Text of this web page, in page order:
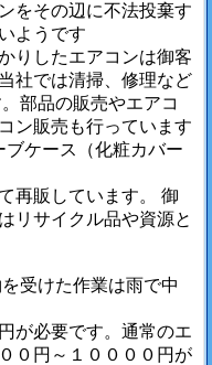
をその辺に不法投棄す
ようです
りしたエアコンは御客
社では清掃、修理など
部品の販売やエアコ
ン販売も行っています
ケース（化粧カバー
再販しています。 御
リサイクル品や資源と
受けた作業は雨で中
が必要です。通常のエ
０円～１００００円が